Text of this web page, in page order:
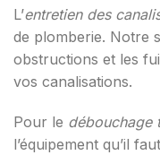
L’entretien des
de plomberie. Notre
obstructions et les
vos canalisations.
Pour le débouchage
l’équipement qu’il